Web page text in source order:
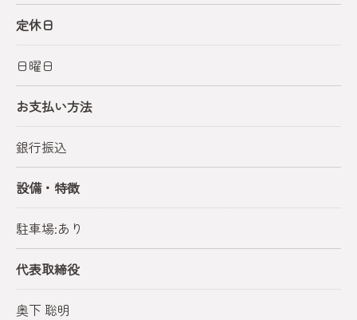
定休日
日曜日
お支払い方法
銀行振込
設備・特徴
駐車場:あり
代表取締役
奥下 聡明